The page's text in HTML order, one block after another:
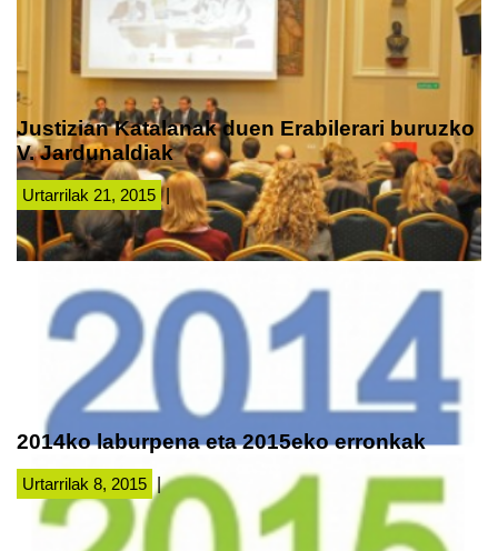
Justizian Katalanak duen Erabilerari buruzko
V. Jardunaldiak
Urtarrilak 21, 2015 |
2014ko laburpena eta 2015eko erronkak
Urtarrilak 8, 2015 |